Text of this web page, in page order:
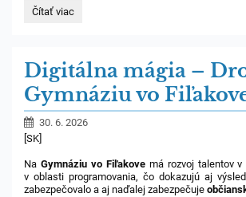
Ocenenie
2026:
Čítať viac
Digitálna mágia –
Gymnáziu vo
30. 6. 2026
[SK]
NaGymnáziu vo Fiľakovemá rozvoj talentov v
v oblasti programovania, čo dokazujú aj
zabezpečovalo a aj naďalej zabezpečuje